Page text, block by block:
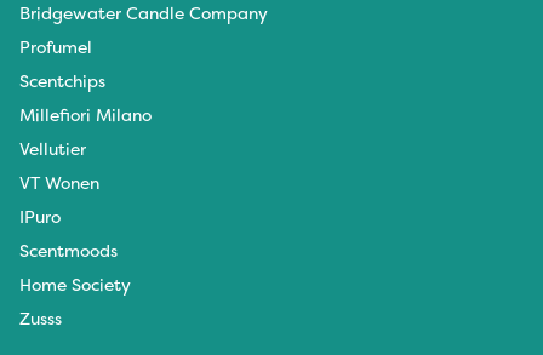
Bridgewater Candle Company
Profumel
Scentchips
Millefiori Milano
Vellutier
VT Wonen
IPuro
Scentmoods
Home Society
Zusss